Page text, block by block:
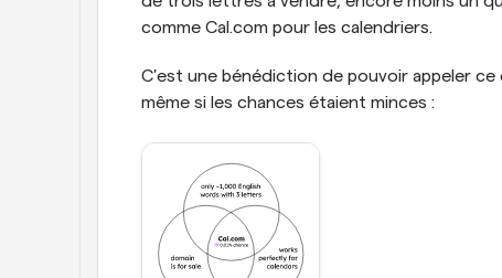
comme Cal.com pour les calendriers.
C'est une bénédiction de pouvoir appeler
même si les chances étaient minces :